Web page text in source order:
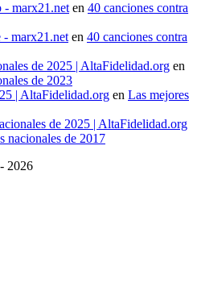
- marx21.neten 40 canciones contra
- marx21.neten 40 canciones contra
de 2025 | AltaFidelidad.org en
de 2023
| AltaFidelidad.org en Las mejores
de 2025 | AltaFidelidad.org
nacionales de 2017
2026